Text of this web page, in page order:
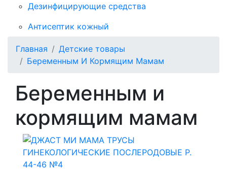
Дезинфицирующие средства
Антисептик кожный
Главная
Детские товары
Беременным И Кормящим Мамам
Беременным и
кормящим мамам